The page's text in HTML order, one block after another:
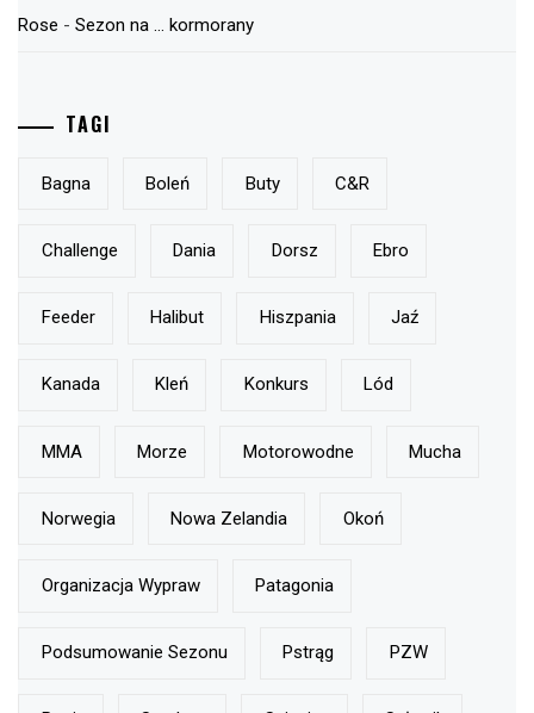
Rose - Sezon na … kormorany
TAGI
Bagna Boleń Buty C&r
Challenge Dania Dorsz Ebro
Feeder Halibut Hiszpania Jaź
Kanada Kleń Konkurs Lód
MMA Morze Motorowodne Mucha
Norwegia Nowa Zelandia Okoń
Organizacja Wypraw Patagonia
Podsumowanie Sezonu Pstrąg PZW